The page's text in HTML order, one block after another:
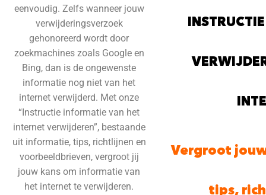
eenvoudig. Zelfs wanneer jouw
verwijderingsverzoek
gehonoreerd wordt door
zoekmachines zoals Google en
Bing, dan is de ongewenste
informatie nog niet van het
internet verwijderd. Met onze
“Instructie informatie van het
internet verwijderen”, bestaande
uit informatie, tips, richtlijnen en
voorbeeldbrieven, vergroot jij
jouw kans om informatie van
het internet te verwijderen.
Vergroot
tips,